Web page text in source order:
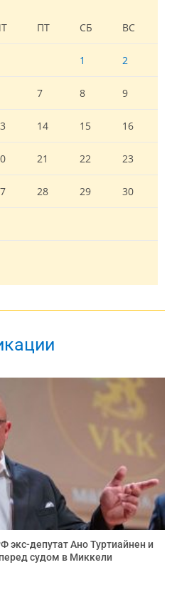
ПТ СБ ВС
1 2
7 8 9
14 15 16
21 22 23
28 29 30
экс-депутат Ано Туртиайнен и
судом в Миккели